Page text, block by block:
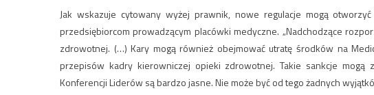
Jak wskazuje cytowany wyżej prawnik, nowe regulacje mogą
przedsiębiorcom prowadzącym placówki medyczne. „Nadchodzące
zdrowotnej. (…) Kary mogą również obejmować utratę środków na
przepisów kadry kierowniczej opieki zdrowotnej. Takie sankcje mogą
Konferencji Liderów są bardzo jasne. Nie może być od tego żadnych